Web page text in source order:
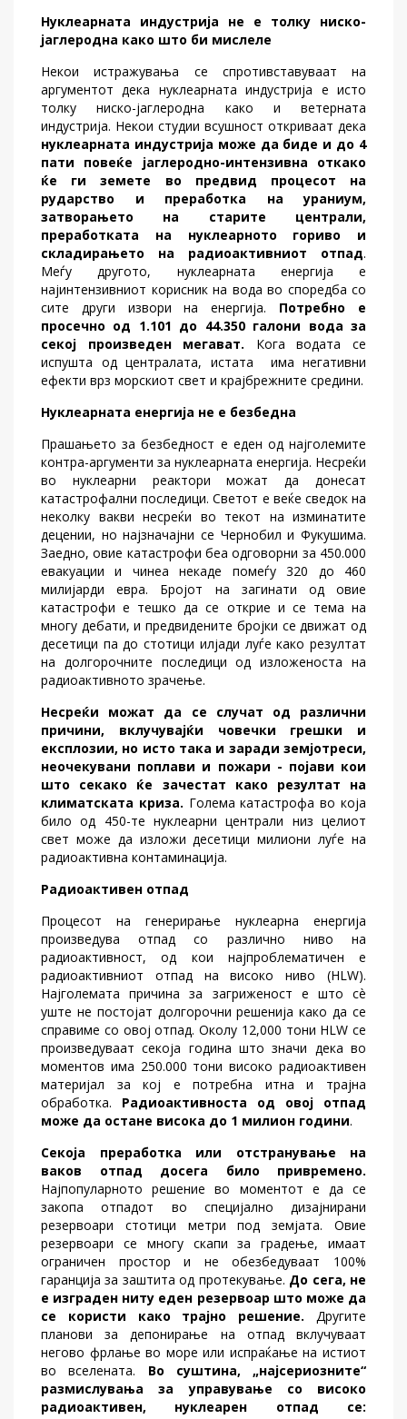
Нуклеарната индустрија не е толку ниско-
јаглеродна како што би мислеле
Некои истражувања се спротивставуваат на
аргументот дека нуклеарната индустрија е исто
толку ниско-јаглеродна како и ветерната
индустрија. Некои студии всушност откриваат дека
нуклеарната индустрија може да биде и до 4
пати повеќе јаглеродно-интензивна откако
ќе ги земете во предвид процесот на
рударство и преработка на ураниум,
затворањето на старите централи,
преработката на нуклеарното гориво и
складирањето на радиоактивниот отпад.
Меѓу другото, нуклеарната енергија е
најинтензивниот корисник на вода во споредба со
сите други извори на енергија. Потребно е
просечно од 1.101 до 44.350 галони вода за
секој произведен мегават. Кога водата се
испушта од централата, истата има негативни
ефекти врз морскиот свет и крајбрежните средини.
Нуклеарната енергија не е безбедна
Прашањето за безбедност е еден од најголемите
контра-аргументи за нуклеарната енергија. Несреќи
во нуклеарни реактори можат да донесат
катастрофални последици. Светот е веќе сведок на
неколку вакви несреќи во текот на изминатите
децении, но најзначајни се Чернобил и Фукушима.
Заедно, овие катастрофи беа одговорни за 450.000
евакуации и чинеа некаде помеѓу 320 до 460
милијарди евра. Бројот на загинати од овие
катастрофи е тешко да се открие и се тема на
многу дебати, и предвидените бројки се движат од
десетици па до стотици илјади луѓе како резултат
на долгорочните последици од изложеноста на
радиоактивното зрачење.
Несреќи можат да се случат од различни
причини, вклучувајќи човечки грешки и
експлозии, но исто така и заради земјотреси,
неочекувани поплави и пожари - појави кои
што секако ќе зачестат како резултат на
климатската криза. Голема катастрофа во која
било од 450-те нуклеарни централи низ целиот
свет може да изложи десетици милиони луѓе на
радиоактивна контаминација.
Радиоактивен отпад
Процесот на генерирање нуклеарна енергија
произведува отпад со различно ниво на
радиоактивност, од кои најпроблематичен е
радиоактивниот отпад на високо ниво (HLW).
Најголемата причина за загриженост е што сè
уште не постојат долгорочни решенија како да се
справиме со овој отпад. Околу 12,000 тони HLW се
произведуваат секоја година што значи дека во
моментов има 250.000 тони високо радиоактивен
материјал за кој е потребна итна и трајна
обработка. Радиоактивноста од овој отпад
може да остане висока до 1 милион години.
Секоја преработка или отстранување на
ваков отпад досега било привремено.
Најпопуларното решение во моментот е да се
закопа отпадот во специјално дизајнирани
резервоари стотици метри под земјата. Овие
резервоари се многу скапи за градење, имаат
ограничен простор и не обезбедуваат 100%
гаранција за заштита од протекување. До сега, не
е изграден ниту еден резервоар што може да
се користи како трајно решение. Другите
планови за депонирање на отпад вклучуваат
негово фрлање во море или испраќање на истиот
во вселената. Во суштина, „најсериозните“
размислувања за управување со високо
радиоактивен, нуклеарен отпад се: